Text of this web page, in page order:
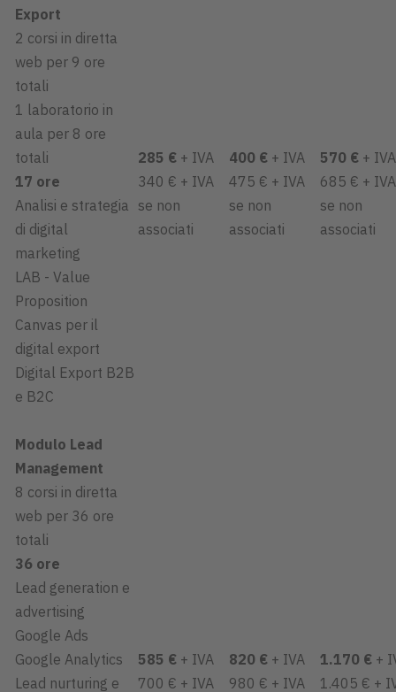
Export
2 corsi in diretta
web per 9 ore
totali
1 laboratorio in
aula per 8 ore
totali
17 ore
Analisi e strategia
di digital
marketing
LAB - Value
Proposition
Canvas per il
digital export
Digital Export B2B
e B2C
285 € + IVA
340 € + IVA
se non
associati
400 € + IVA
475 € + IVA
se non
associati
570 € + IVA
685 € + IVA
se non
associati
Modulo Lead
Management
8 corsi in diretta
web per 36 ore
totali
36 ore
Lead generation e
advertising
Google Ads
Google Analytics
Lead nurturing e
585 € + IVA
700 € + IVA
820 € + IVA
980 € + IVA
1.170 € +
1.405 € +